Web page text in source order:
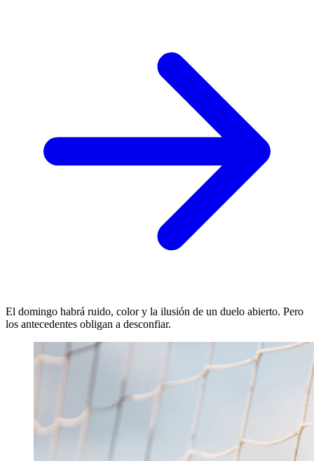
El domingo habrá ruido, color y la ilusión de un duelo abierto. Pero
los antecedentes obligan a desconfiar.